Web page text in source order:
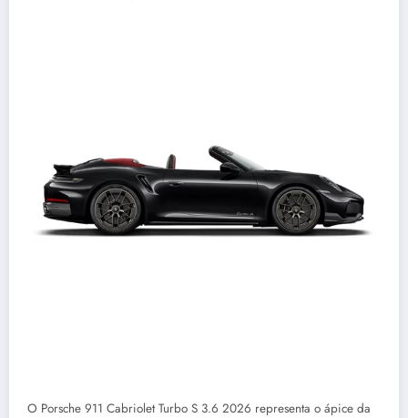
O Porsche 911 Cabriolet Turbo S 3.6 2026 representa o ápice da